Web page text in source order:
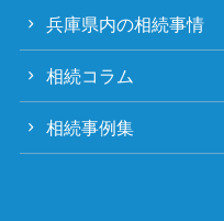
兵庫県内の相続事情
相続コラム
相続事例集